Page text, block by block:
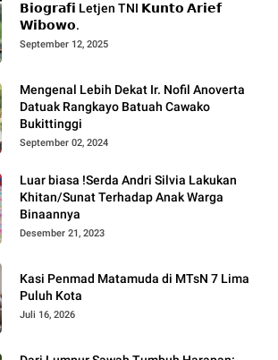
𝗕𝗶𝗼𝗴𝗿𝗮𝗳𝗶 Letjen TNI 𝗞𝘂𝗻𝘁𝗼 𝗔𝗿𝗶𝗲𝗳
𝗪𝗶𝗯𝗼𝘄𝗼.
September 12, 2025
Mengenal Lebih Dekat Ir. Nofil Anoverta
Datuak Rangkayo Batuah Cawako
Bukittinggi
September 02, 2024
Luar biasa !Serda Andri Silvia Lakukan
Khitan/Sunat Terhadap Anak Warga
Binaannya
Desember 21, 2023
Kasi Penmad Matamuda di MTsN 7 Lima
Puluh Kota
Juli 16, 2026